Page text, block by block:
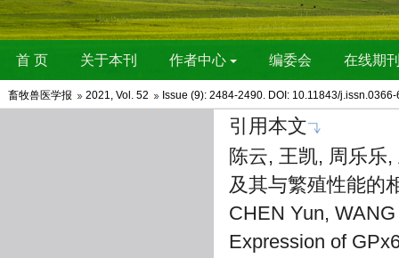
畜牧兽医学报 2021, Vol. 52 Issue (9): 2484-2490. DOI: 10.11843/
引用本文
陈云, 王凯, 周乐乐
及其与繁殖性能的
CHEN Yun,
Expression of